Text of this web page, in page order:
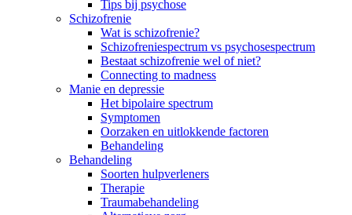
Tips bij psychose
Schizofrenie
Wat is schizofrenie?
Schizofreniespectrum vs psychosespectrum
Bestaat schizofrenie wel of niet?
Connecting to madness
Manie en depressie
Het bipolaire spectrum
Symptomen
Oorzaken en uitlokkende factoren
Behandeling
Behandeling
Soorten hulpverleners
Therapie
Traumabehandeling